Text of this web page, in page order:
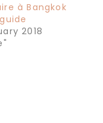
à Bangkok
2018